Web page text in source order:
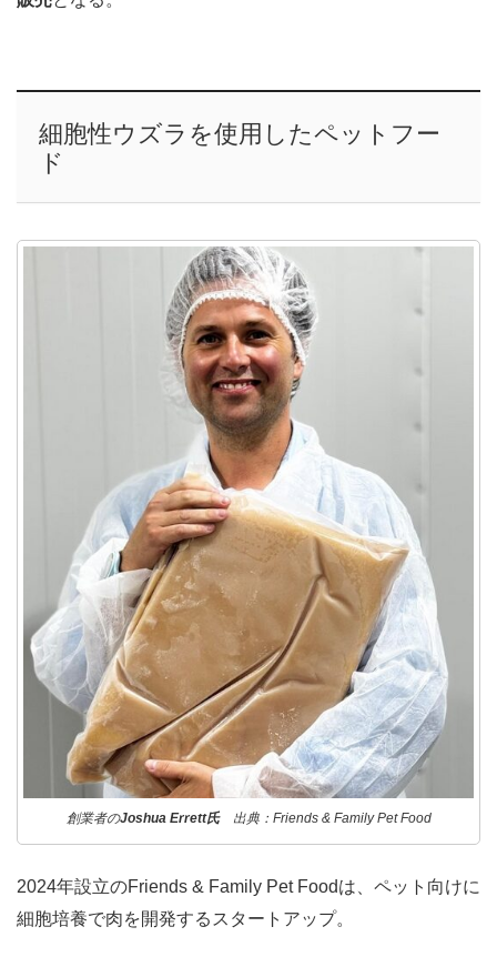
細胞性ウズラを使用したペットフー
ド
創業者のJoshua Errett氏出典：Friends & Family Pet Food
2024年設立のFriends & Family Pet Foodは、ペット向けに
細胞培養で肉を開発するスタートアップ。